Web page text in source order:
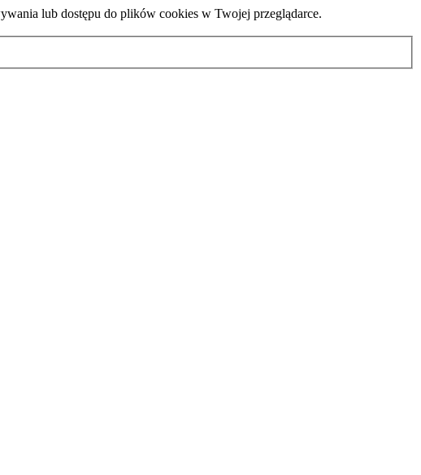
lub dostępu do plików cookies w Twojej przeglądarce.